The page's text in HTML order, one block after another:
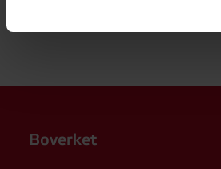
Boverket